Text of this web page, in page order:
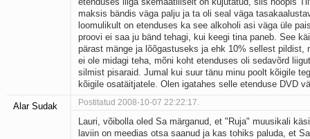
maksis bändis väga palju ja ta oli seal väga
loomulikult on etenduses ka see alkoholi asi väga üle
proovi ei saa ju bänd tehagi, kui keegi tina paneb. See
pärast mänge ja lõõgastuseks ja ehk 10% sellest pildist,
ei ole midagi teha, mõni koht etenduses oli sedavõrd
silmist pisaraid. Jumal kui suur tänu minu poolt kõigile
kõigile osatäitjatele. Olen igatahes selle etenduse DVD
Alar Sudak Postitatud 2008-10-07 22:22:17.
Lauri, võibolla oled Sa märganud, et "Ruja" muusikali
laviin on meedias otsa saanud ja kas tohiks paluda, et